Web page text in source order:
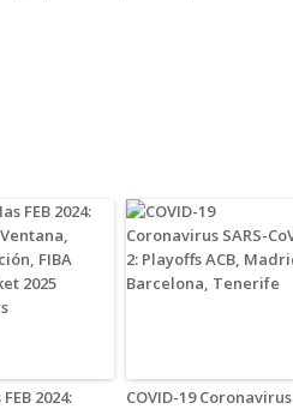
2024:
COVID-19 Coronavirus